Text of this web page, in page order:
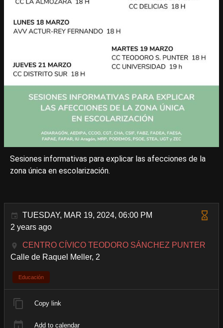
Sesiones informativas para explicar las afecciones de la
zona única en escolarización.
TUESDAY, MAR 19, 2024, 06:00 PM
2 years ago
CENTRO CÍVICO TEODORO SÁNCHEZ PUNTER
Calle de Raquel Meller, 2
Educación
Copy link
Add to calendar